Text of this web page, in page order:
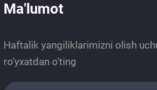
Ma'lumot
Haftalik yangiliklarimizni olish
ro'yxatdan o'ting